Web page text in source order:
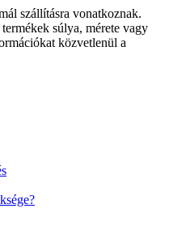
szállításra vonatkoznak.
súlya, mérete vagy
közvetlenül a